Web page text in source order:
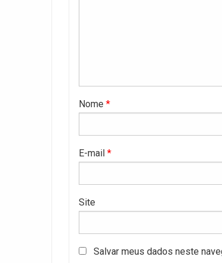
Nome *
E-mail *
Site
Salvar meus dados neste